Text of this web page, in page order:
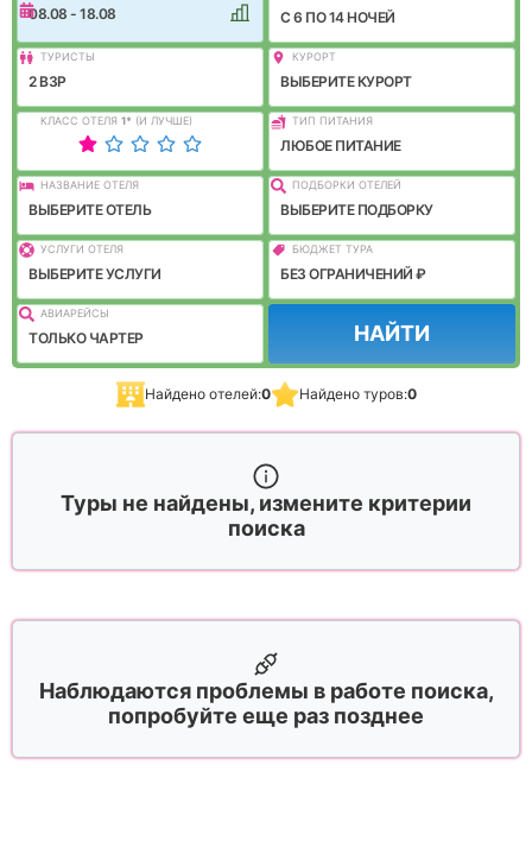
08.08 - 18.08 C 6 ПО 14 НОЧЕЙ
ТУРИСТЫ
2 ВЗР
КУРОРТ
ВЫБЕРИТЕ КУРОРТ
КЛАСС ОТЕЛЯ 1* (И ЛУЧШЕ) ТИП ПИТАНИЯ
ЛЮБОЕ ПИТАНИЕ
НАЗВАНИЕ ОТЕЛЯ
ВЫБЕРИТЕ ОТЕЛЬ
ПОДБОРКИ ОТЕЛЕЙ
ВЫБЕРИТЕ ПОДБОРКУ
УСЛУГИ ОТЕЛЯ
ВЫБЕРИТЕ УСЛУГИ
БЮДЖЕТ ТУРА
БЕЗ ОГРАНИЧЕНИЙ ₽
АВИАРЕЙСЫ
ТОЛЬКО ЧАРТЕР НАЙТИ
Найдено отелей:0 Найдено туров:0
Туры не найдены, измените критерии
поиска
Наблюдаются проблемы в работе поиска,
попробуйте еще раз позднее